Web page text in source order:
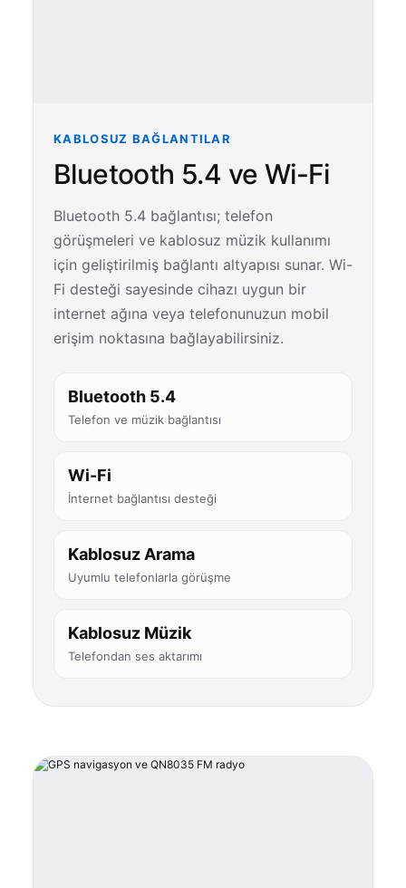
KABLOSUZ BAĞLANTILAR
Bluetooth 5.4 ve Wi-Fi
Bluetooth 5.4 bağlantısı; telefon
görüşmeleri ve kablosuz müzik kullanımı
için geliştirilmiş bağlantı altyapısı sunar. Wi-
Fi desteği sayesinde cihazı uygun bir
internet ağına veya telefonunuzun mobil
erişim noktasına bağlayabilirsiniz.
Bluetooth 5.4
Telefon ve müzik bağlantısı
Wi-Fi
İnternet bağlantısı desteği
Kablosuz Arama
Uyumlu telefonlarla görüşme
Kablosuz Müzik
Telefondan ses aktarımı